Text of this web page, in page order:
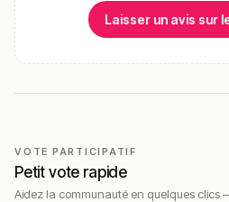
Laisser un avis sur
VOTE PARTICIPATIF
Petit vote rapide
Aidez la communauté en quelques clics